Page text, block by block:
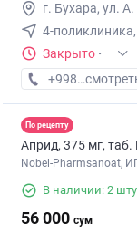
г. Бухара, ул.
4-
Закрыто ·
+998 (99) XXX-
По рецепту
Априд, 375 мг,
Nobel-Pharmsanoat,
В наличии: 2
56 000 сум